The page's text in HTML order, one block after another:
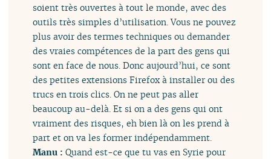
soient très ouvertes à tout le monde, avec des
outils très simples d’utilisation. Vous ne pouvez
plus avoir des termes techniques ou demander
des vraies compétences de la part des gens qui
sont en face de nous. Donc aujourd’hui, ce sont
des petites extensions Firefox à installer ou des
trucs en trois clics. On ne peut pas aller
beaucoup au-delà. Et si on a des gens qui ont
vraiment des risques, eh bien là on les prend à
part et on va les former indépendamment.
Manu :Quand est-ce que tu vas en Syrie pour